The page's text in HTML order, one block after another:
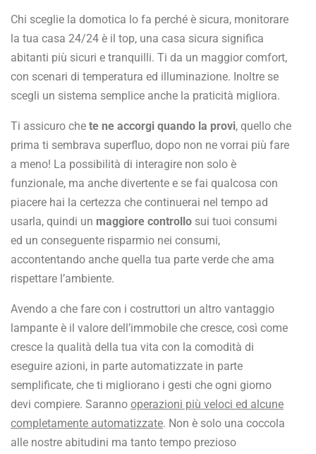
Chi sceglie la domotica lo fa perché è sicura, monitorare
la tua casa 24/24 è il top, una casa sicura significa
abitanti più sicuri e tranquilli. Ti da un maggior comfort,
con scenari di temperatura ed illuminazione. Inoltre se
scegli un sistema semplice anche la praticità migliora.
Ti assicuro che te ne accorgi quando la provi, quello che
prima ti sembrava superfluo, dopo non ne vorrai più fare
a meno! La possibilità di interagire non solo è
funzionale, ma anche divertente e se fai qualcosa con
piacere hai la certezza che continuerai nel tempo ad
usarla, quindi un maggiore controllo sui tuoi consumi
ed un conseguente risparmio nei consumi,
accontentando anche quella tua parte verde che ama
rispettare l’ambiente.
Avendo a che fare con i costruttori un altro vantaggio
lampante è il valore dell’immobile che cresce, così come
cresce la qualità della tua vita con la comodità di
eseguire azioni, in parte automatizzate in parte
semplificate, che ti migliorano i gesti che ogni giorno
devi compiere. Saranno operazioni più veloci ed alcune
completamente automatizzate. Non è solo una coccola
alle nostre abitudini ma tanto tempo prezioso